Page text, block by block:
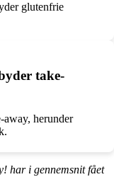
glutenfrie
take-
herunder
har i gennemsnit fået